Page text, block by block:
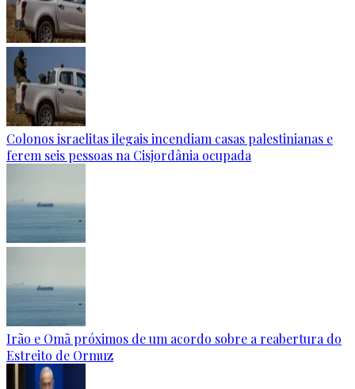
Colonos israelitas ilegais incendiam casas palestinianas e
ferem seis pessoas na Cisjordânia ocupada
Irão e Omã próximos de um acordo sobre a reabertura do
Estreito de Ormuz